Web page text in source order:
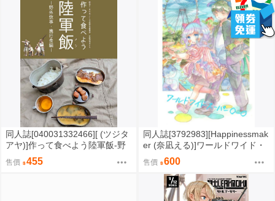
同人誌[040031332466][ (ツジタ
アヤ)]作って食べよう陸軍飯-野
外炊事・携行食編- (ミリタリー)
售價 455
同人誌[3792983][Happinessmak
er (奈凪える)]ワールドワイド・
スーパー〇ー〇 (綜合)
售價 600